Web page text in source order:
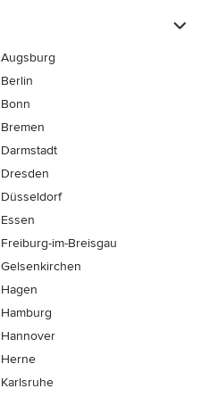
Augsburg
Berlin
Bonn
Bremen
Darmstadt
Dresden
Düsseldorf
Essen
Freiburg-im-Breisgau
Gelsenkirchen
Hagen
Hamburg
Hannover
Herne
Karlsruhe